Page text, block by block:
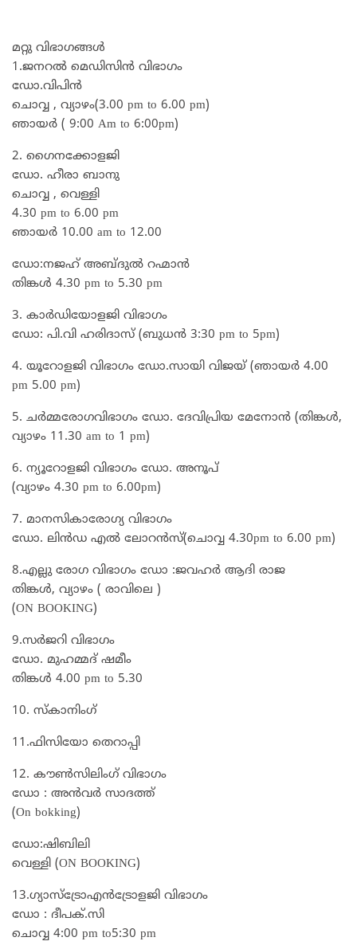
മറ്റു വിഭാഗങ്ങൾ
1.ജനറൽ മെഡിസിൻ വിഭാഗം
ഡോ.വിപിൻ
ചൊവ്വ , വ്യാഴം(3.00 pm to 6.00 pm)
ഞായർ ( 9:00 Am to 6:00pm)
2. ഗൈനക്കോളജി
ഡോ. ഹീരാ ബാനു
ചൊവ്വ , വെള്ളി
4.30 pm to 6.00 pm
ഞായർ 10.00 am to 12.00
ഡോ:നജഹ് അബ്ദുൽ റഹ്മാൻ
തിങ്കൾ 4.30 pm to 5.30 pm
3. കാർഡിയോളജി വിഭാഗം
ഡോ: പി.വി ഹരിദാസ് (ബുധൻ 3:30 pm to 5pm)
4. യൂറോളജി വിഭാഗം ഡോ.സായി വിജയ് (ഞായർ 4.00
pm 5.00 pm)
5. ചർമ്മരോഗവിഭാഗം ഡോ. ദേവിപ്രിയ മേനോൻ (തിങ്കൾ,
വ്യാഴം 11.30 am to 1 pm)
6. ന്യൂറോളജി വിഭാഗം ഡോ. അനൂപ്
(വ്യാഴം 4.30 pm to 6.00pm)
7. മാനസികാരോഗ്യ വിഭാഗം
ഡോ. ലിൻഡ എൽ ലോറൻസ്(ചൊവ്വ 4.30pm to 6.00 pm)
8.എല്ലു രോഗ വിഭാഗം ഡോ :ജവഹർ ആദി രാജ
തിങ്കൾ, വ്യാഴം ( രാവിലെ )
(ON BOOKING)
9.സർജറി വിഭാഗം
ഡോ. മുഹമ്മദ്‌ ഷമീം
തിങ്കൾ 4.00 pm to 5.30
10. സ്കാനിംഗ്
11.ഫിസിയോ തെറാപ്പി
12. കൗൺസിലിംഗ് വിഭാഗം
ഡോ : അൻവർ സാദത്ത്
(On bokking)
ഡോ:ഷിബിലി
വെള്ളി (ON BOOKING)
13.ഗ്യാസ്ട്രോഎൻട്രോളജി വിഭാഗം
ഡോ : ദീപക്.സി
ചൊവ്വ 4:00 pm to5:30 pm